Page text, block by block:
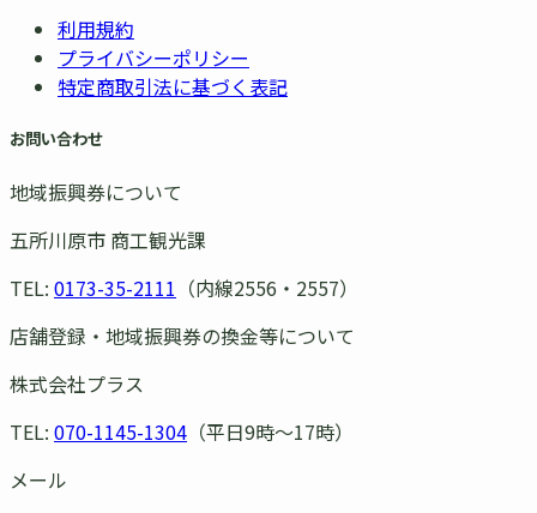
利用規約
プライバシーポリシー
特定商取引法に基づく表記
お問い合わせ
地域振興券について
五所川原市 商工観光課
TEL: 0173-35-2111 （内線2556・2557）
店舗登録・地域振興券の換金等について
株式会社プラス
TEL: 070-1145-1304 （平日9時〜17時）
メール